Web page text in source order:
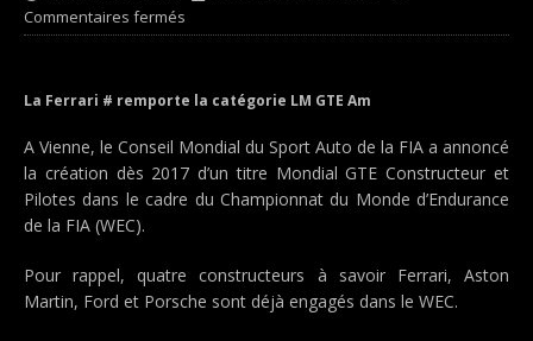
Commentaires fermés
La Ferrari # remporte la catégorie LM GTE Am
A Vienne, le Conseil Mondial du Sport Auto de la FIA a annoncé
la création dès 2017 d’un titre Mondial GTE Constructeur et
Pilotes dans le cadre du Championnat du Monde d’Endurance
de la FIA (WEC).
Pour rappel, quatre constructeurs à savoir Ferrari, Aston
Martin, Ford et Porsche sont déjà engagés dans le WEC.